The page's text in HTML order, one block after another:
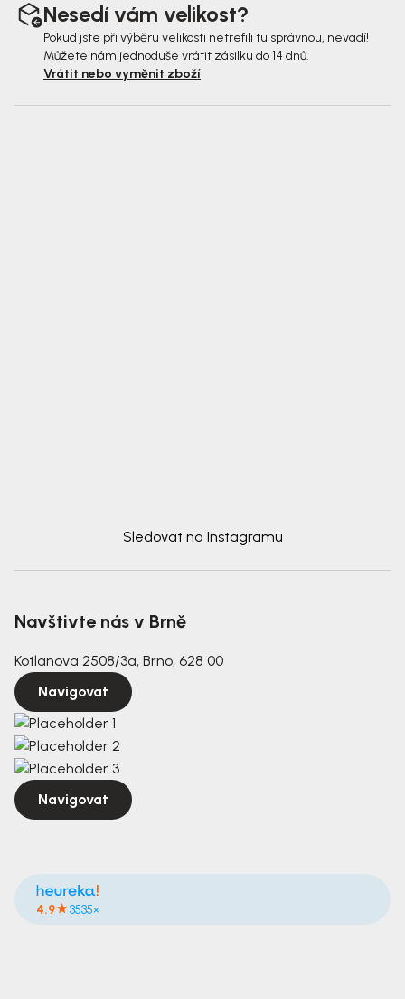
Nesedí vám velikost?
Pokud jste při výběru velikosti netrefili tu správnou, nevadí!
Můžete nám jednoduše vrátit zásilku do 14 dnů.
Vrátit nebo vyměnit zboží
Sledovat na Instagramu
Navštivte nás v Brně
Kotlanova 2508/3a, Brno, 628 00
Navigovat
Navigovat
4.9 3535×